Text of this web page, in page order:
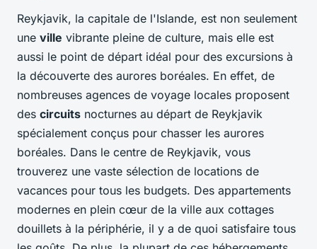
Reykjavik, la capitale de l'Islande, est non seulement
une ville vibrante pleine de culture, mais elle est
aussi le point de départ idéal pour des excursions à
la découverte des aurores boréales. En effet, de
nombreuses agences de voyage locales proposent
des circuits nocturnes au départ de Reykjavik
spécialement conçus pour chasser les aurores
boréales. Dans le centre de Reykjavik, vous
trouverez une vaste sélection de locations de
vacances pour tous les budgets. Des appartements
modernes en plein cœur de la ville aux cottages
douillets à la périphérie, il y a de quoi satisfaire tous